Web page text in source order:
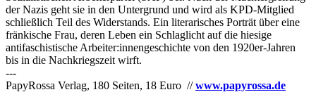
der Nazis geht sie in den Untergrund und wird als KPD-Mitglied
schließlich Teil des Widerstands. Ein literarisches Porträt über eine
fränkische Frau, deren Leben ein Schlaglicht auf die hiesige
antifaschistische Arbeiter:innengeschichte von den 1920er-Jahren
bis in die Nachkriegszeit wirft.
---
PapyRossa Verlag, 180 Seiten, 18 Euro //www.papyrossa.de